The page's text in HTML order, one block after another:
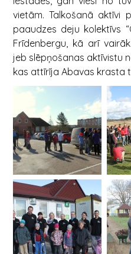
vietām. Talkošanā aktīvi
paaudzes deju kolektīvs
Frīdenbergu, kā arī
jeb slēpņošanas aktīvistu
kas attīrīja Abavas krasta